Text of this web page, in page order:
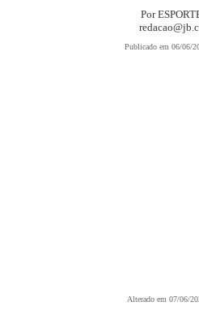
Por
Publicado em 06/06/
Alterado em 07/06/